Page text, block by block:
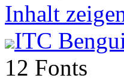
Inhalt
ITC
12 Fonts